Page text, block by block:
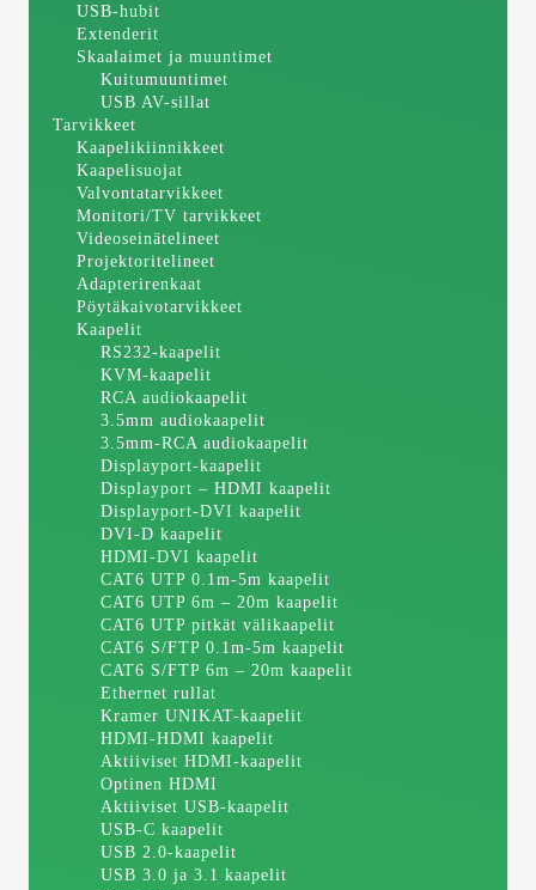
USB-hubit
Extenderit
Skaalaimet ja muuntimet
Kuitumuuntimet
USB AV-sillat
Tarvikkeet
Kaapelikiinnikkeet
Kaapelisuojat
Valvontatarvikkeet
Monitori/TV tarvikkeet
Videoseinätelineet
Projektoritelineet
Adapterirenkaat
Pöytäkaivotarvikkeet
Kaapelit
RS232-kaapelit
KVM-kaapelit
RCA audiokaapelit
3.5mm audiokaapelit
3.5mm-RCA audiokaapelit
Displayport-kaapelit
Displayport – HDMI kaapelit
Displayport-DVI kaapelit
DVI-D kaapelit
HDMI-DVI kaapelit
CAT6 UTP 0.1m-5m kaapelit
CAT6 UTP 6m – 20m kaapelit
CAT6 UTP pitkät välikaapelit
CAT6 S/FTP 0.1m-5m kaapelit
CAT6 S/FTP 6m – 20m kaapelit
Ethernet rullat
Kramer UNIKAT-kaapelit
HDMI-HDMI kaapelit
Aktiiviset HDMI-kaapelit
Optinen HDMI
Aktiiviset USB-kaapelit
USB-C kaapelit
USB 2.0-kaapelit
USB 3.0 ja 3.1 kaapelit